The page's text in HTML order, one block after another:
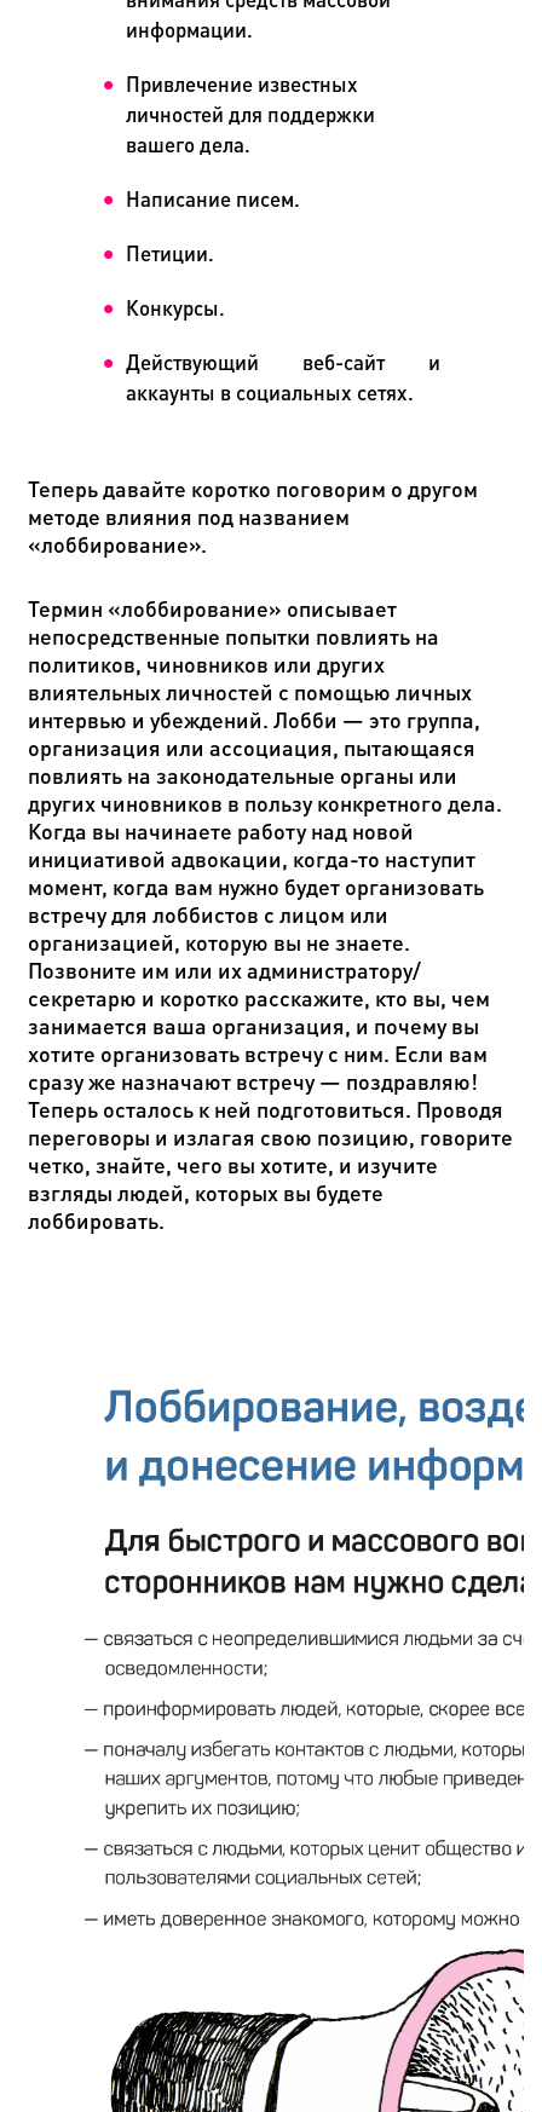
информации.
Привлечение известных
личностей для поддержки
вашего дела.
Написание писем.
Петиции.
Конкурсы.
Действующий веб-сайт и
аккаунты в социальных сетях.
Теперь давайте коротко поговорим о другом
методе влияния под названием
«лоббирование».
Термин «лоббирование» описывает
непосредственные попытки повлиять на
политиков, чиновников или других
влиятельных личностей с помощью личных
интервью и убеждений. Лобби — это группа,
организация или ассоциация, пытающаяся
повлиять на законодательные органы или
других чиновников в пользу конкретного дела.
Когда вы начинаете работу над новой
инициативой адвокации, когда-то наступит
момент, когда вам нужно будет организовать
встречу для лоббистов с лицом или
организацией, которую вы не знаете.
Позвоните им или их администратору/
секретарю и коротко расскажите, кто вы, чем
занимается ваша организация, и почему вы
хотите организовать встречу с ним. Если вам
сразу же назначают встречу — поздравляю!
Теперь осталось к ней подготовиться. Проводя
переговоры и излагая свою позицию, говорите
четко, знайте, чего вы хотите, и изучите
взгляды людей, которых вы будете
лоббировать.